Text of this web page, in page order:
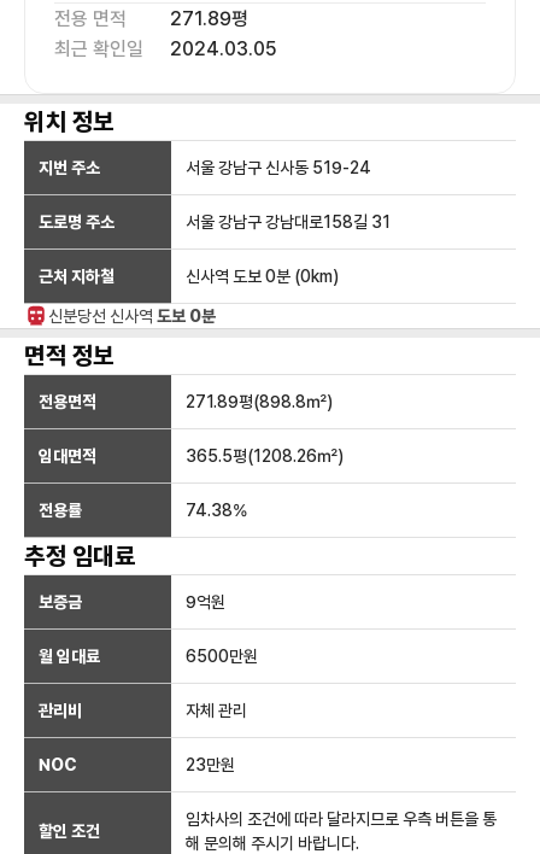
전용 면적
271.89평
최근 확인일
2024.03.05
위치 정보
지번 주소 서울 강남구 신사동 519-24
도로명 주소 서울 강남구 강남대로158길 31
근처 지하철 신사역 도보 0분 (0km)
신분당선 신사역 도보 0분
면적 정보
전용면적 271.89평(898.8㎡)
임대면적 365.5평(1208.26㎡)
전용률 74.38%
추정 임대료
보증금 9억원
월 임대료 6500만원
관리비 자체 관리
NOC 23만원
할인 조건
임차사의 조건에 따라 달라지므로 우측 버튼을 통
해 문의해 주시기 바랍니다.